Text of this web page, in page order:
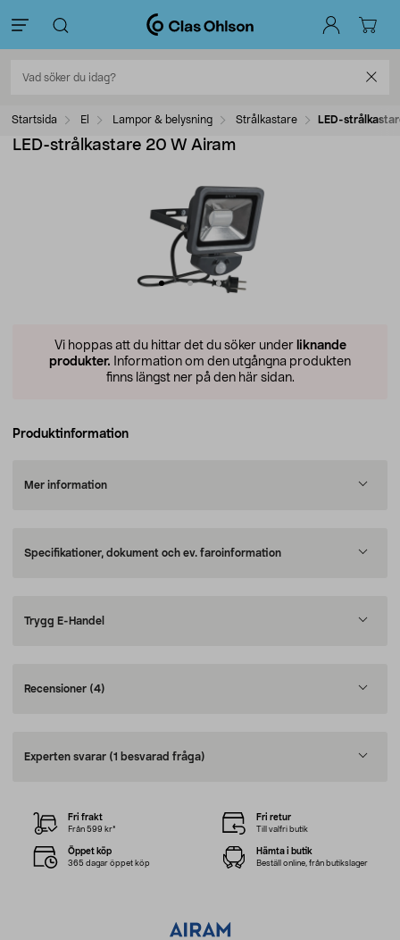
Startsida El Lampor & belysning Strålkastare LED-
LED-strålkastare 20 W Airam
Vi hoppas att du hittar det du söker under liknande
produkter. Information om den utgångna produkten
finns längst ner på den här sidan.
Produktinformation
Mer information
Specifikationer, dokument och ev. faroinformation
Trygg E-Handel
Recensioner (4)
Experten svarar (1 besvarad fråga)
Fri frakt
Från 599 kr*
Fri retur
Till valfri butik
Öppet köp
365 dagar öppet köp
Hämta i butik
Beställ online, från butikslager